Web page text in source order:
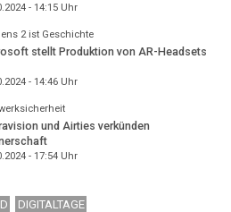
- 14:15Uhr
2 ist Geschichte
stellt Produktion von AR-Headsets
- 14:46Uhr
und Airties verkünden
- 17:54Uhr
DIGITALTAGE